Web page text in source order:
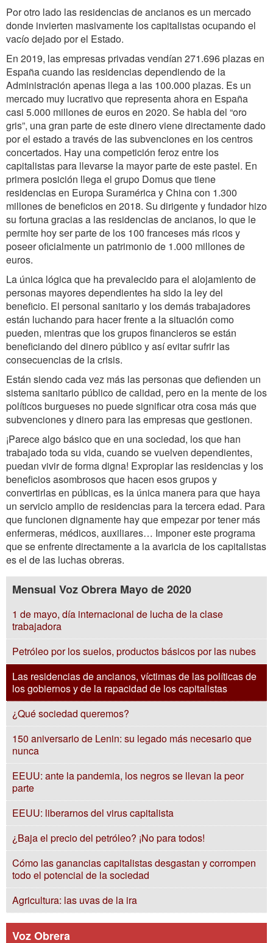
Por otro lado las residencias de ancianos es un mercado
donde invierten masivamente los capitalistas ocupando el
vacío dejado por el Estado.
En 2019, las empresas privadas vendían 271.696 plazas en
España cuando las residencias dependiendo de la
Administración apenas llega a las 100.000 plazas. Es un
mercado muy lucrativo que representa ahora en España
casi 5.000 millones de euros en 2020. Se habla del “oro
gris”, una gran parte de este dinero viene directamente dado
por el estado a través de las subvenciones en los centros
concertados. Hay una competición feroz entre los
capitalistas para llevarse la mayor parte de este pastel. En
primera posición llega el grupo Domus que tiene
residencias en Europa Suramérica y China con 1.300
millones de beneficios en 2018. Su dirigente y fundador hizo
su fortuna gracias a las residencias de ancianos, lo que le
permite hoy ser parte de los 100 franceses más ricos y
poseer oficialmente un patrimonio de 1.000 millones de
euros.
La única lógica que ha prevalecido para el alojamiento de
personas mayores dependientes ha sido la ley del
beneficio. El personal sanitario y los demás trabajadores
están luchando para hacer frente a la situación como
pueden, mientras que los grupos financieros se están
beneficiando del dinero público y así evitar sufrir las
consecuencias de la crisis.
Están siendo cada vez más las personas que defienden un
sistema sanitario público de calidad, pero en la mente de los
políticos burgueses no puede significar otra cosa más que
subvenciones y dinero para las empresas que gestionen.
¡Parece algo básico que en una sociedad, los que han
trabajado toda su vida, cuando se vuelven dependientes,
puedan vivir de forma digna! Expropiar las residencias y los
beneficios asombrosos que hacen esos grupos y
convertirlas en públicas, es la única manera para que haya
un servicio amplio de residencias para la tercera edad. Para
que funcionen dignamente hay que empezar por tener más
enfermeras, médicos, auxiliares… Imponer este programa
que se enfrente directamente a la avaricia de los capitalistas
es el de las luchas obreras.
Mensual Voz Obrera Mayo de 2020
1 de mayo, día internacional de lucha de la clase
trabajadora
Petróleo por los suelos, productos básicos por las nubes
Las residencias de ancianos, víctimas de las políticas de
los gobiernos y de la rapacidad de los capitalistas
¿Qué sociedad queremos?
150 aniversario de Lenin: su legado más necesario que
nunca
EEUU: ante la pandemia, los negros se llevan la peor
parte
EEUU: liberarnos del virus capitalista
¿Baja el precio del petróleo? ¡No para todos!
Cómo las ganancias capitalistas desgastan y corrompen
todo el potencial de la sociedad
Agricultura: las uvas de la ira
Voz Obrera